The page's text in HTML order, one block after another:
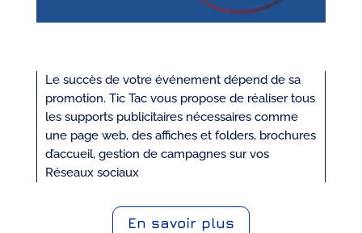
Le succès de votre événement dépend de sa
promotion. Tic Tac vous propose de réaliser tous
les supports publicitaires nécessaires comme
une page web, des affiches et folders, brochures
d’accueil, gestion de campagnes sur vos
Réseaux sociaux
En savoir plus